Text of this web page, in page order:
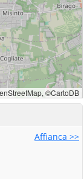
Affianca >>